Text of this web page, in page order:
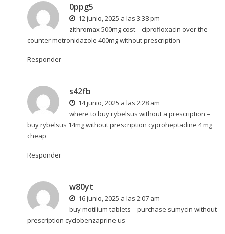
0ppg5
12 junio, 2025 a las 3:38 pm
zithromax 500mg cost – ciprofloxacin over the
countermetronidazole 400mg without prescription
Responder
s42fb
14 junio, 2025 a las 2:28 am
where to buy rybelsus without a prescription –
buy rybelsus 14mg without prescription cyproheptadine 4 mg
cheap
Responder
w80yt
16 junio, 2025 a las 2:07 am
buy motilium tablets – purchase sumycin without
prescription cyclobenzaprine us